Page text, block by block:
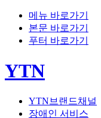
메뉴 바로가기
본문 바로가기
푸터 바로가기
YTN
YTN브랜드채널
장애인 서비스